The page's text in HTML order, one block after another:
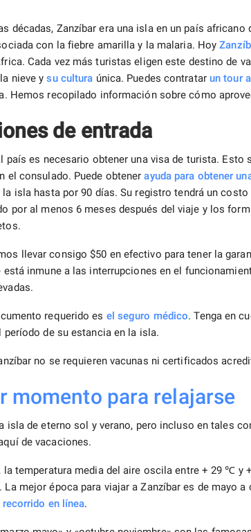
décadas, Zanzíbar era una isla en un país
con la fiebre amarilla y la malaria. Hoy
Cada vez más turistas eligen este destino de
nieve ysu cultura única. Puedes contratar un tour
Hemos recopilado información sobre cómo
de entrada
país es necesario obtener una visa de turista. Esto
el consulado. Puede obtenerayuda para obtener
la isla hasta por 90 días. Su registro tendrá un
por al menos 6 meses después del viaje y los
llevar consigo $50 en efectivo para tener la
está inmune a las interrupciones en el
requerido es el seguro médico. Tenga en
período de su estancia en la isla.
no se requieren vacunas ni certificados
momento para relajarse
isla de eterno sol y verano, pero incluso en tales
de vacaciones.
la temperatura media del aire oscila entre + 29 ℃ y
mejor época para viajar a Zanzíbar es de mayo a
recorrido en línea.